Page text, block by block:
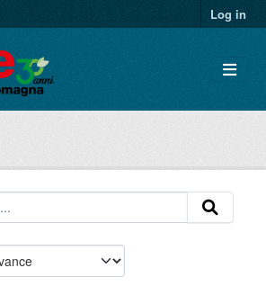
Log in